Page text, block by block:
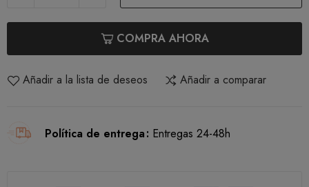
COMPRA AHORA
Añadir a la lista de deseos Añadir a comparar
Política de entrega Entregas 24-48h